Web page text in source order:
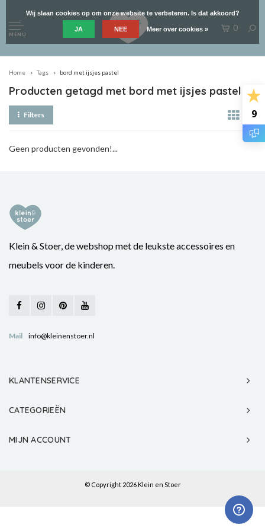
9
MENU
0
Home Tags bord met ijsjes pastel
Producten getagd met bord met ijsjes pastel
Filters
Geen producten gevonden!...
Klein & Stoer, de webshop met de leukste accessoires en
meubels voor de kinderen.
Mail info@kleinenstoer.nl
KLANTENSERVICE
CATEGORIEËN
MIJN ACCOUNT
© Copyright 2026 Klein en Stoer
Wij slaan cookies op om onze website te verbeteren. Is dat akkoord?
JA NEE Meer over cookies »